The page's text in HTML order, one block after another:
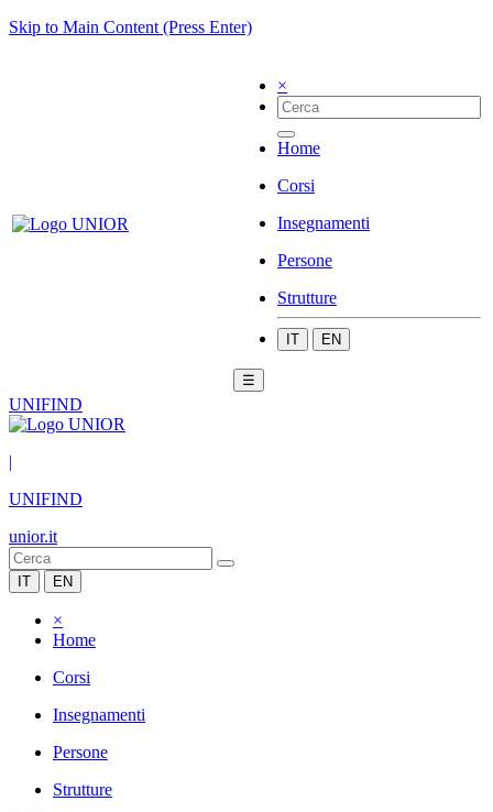
Skip to Main Content (Press Enter)
×
Home
Corsi
Insegnamenti
Persone
Strutture
IT EN
☰
UNIFIND
|
UNIFIND
unior.it
IT EN
×
Home
Corsi
Insegnamenti
Persone
Strutture